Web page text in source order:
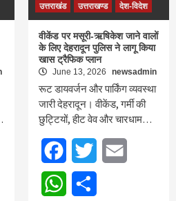
उत्तराखंड उत्तराखण्ड देश-विदेश
वीकेंड पर मसूरी-ऋषिकेश जाने वालों
के लिए देहरादून पुलिस ने लागू किया
खास ट्रैफिक प्लान
June 13, 2026 newsadmin
रूट डायवर्जन और पार्किंग व्यवस्था
जारी देहरादून। वीकेंड, गर्मी की
छुट्टियों, हीट वेव और चारधाम…
FacebookTwitter
WhatsApp